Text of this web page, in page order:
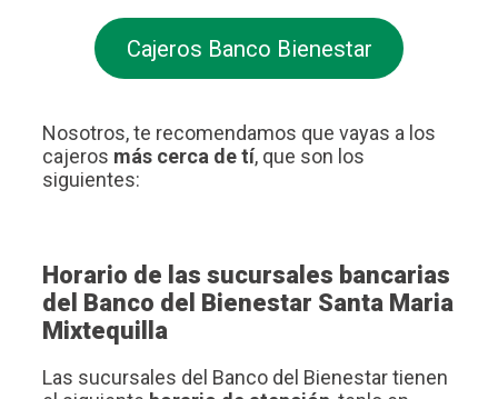
Cajeros Banco Bienestar
Nosotros, te recomendamos que vayas a los
cajeros más cerca de tí, que son los
siguientes:
Horario de las sucursales bancarias
del Banco del Bienestar Santa Maria
Mixtequilla
Las sucursales del Banco del Bienestar tienen